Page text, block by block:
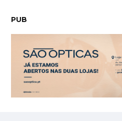
PUB
No distrito, apenas três empresas
oceano de PME inovadoras